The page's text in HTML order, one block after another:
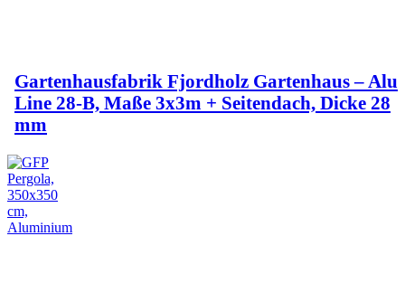
Gartenhausfabrik Fjordholz Gartenhaus – Alu
Line 28-B, Maße 3x3m + Seitendach, Dicke 28
mm